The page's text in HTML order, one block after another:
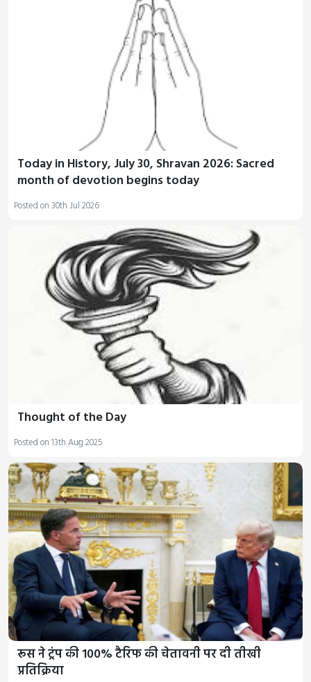
Today in History, July 30, Shravan 2026: Sacred
month of devotion begins today
Posted on 30th Jul 2026
Thought of the Day
Posted on 13th Aug 2025
रूस ने ट्रंप की 100% टैरिफ की चेतावनी पर दी तीखी
प्रतिक्रिया